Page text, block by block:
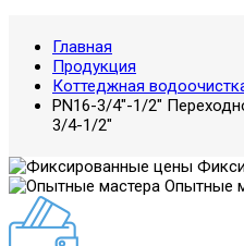
Главная
Продукция
Коттеджная
PN16-3/4"-1/2"
3/4-1/2"
Опытные